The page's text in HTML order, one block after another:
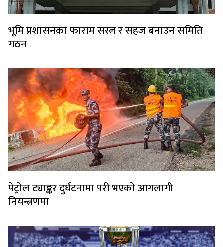
भूमि प्रशासनका फाराम सरल र सहज बनाउन समिति
गठन
पेट्रोल ट्याङ्कर दुर्घटनामा परी भएको आगलागी
नियन्त्रणमा